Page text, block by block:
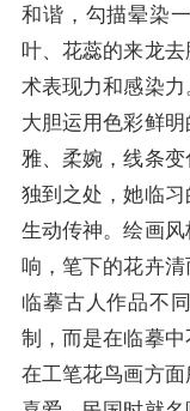
和谐，勾描晕染
叶、花蕊的来龙
术表现力和感染力
大胆运用色彩鲜
雅、柔婉，线条
独到之处，她临
生动传神。绘画
响，笔下的花卉
临摹古人作品不
制，而是在临摹
在工笔花鸟画方